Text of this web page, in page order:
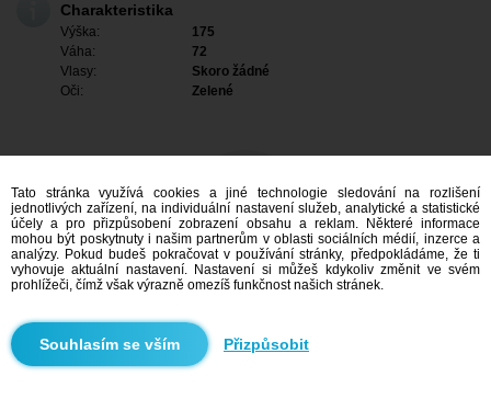
Charakteristika
Výška:
175
Váha:
72
Vlasy:
Skoro žádné
Oči:
Zelené
Vyhledávání
Tato stránka využívá cookies a jiné technologie sledování na rozlišení
jednotlivých zařízení, na individuální nastavení služeb, analytické a statistické
účely a pro přizpůsobení zobrazení obsahu a reklam. Některé informace
mohou být poskytnuty i našim partnerům v oblasti sociálních médií, inzerce a
analýzy. Pokud budeš pokračovat v používání stránky, předpokládáme, že ti
vyhovuje aktuální nastavení. Nastavení si můžeš kdykoliv změnit ve svém
prohlížeči, čímž však výrazně omezíš funkčnost našich stránek.
Přizpůsobit